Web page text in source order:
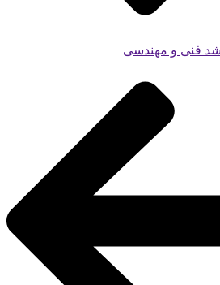
فنی و مهندسی